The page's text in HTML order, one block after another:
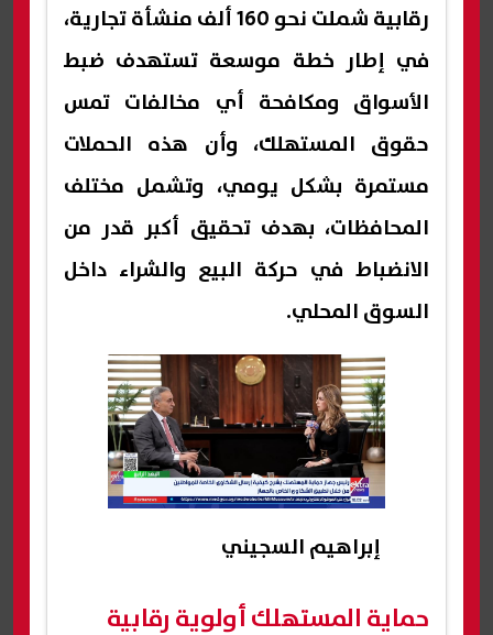
رقابية شملت نحو 160 ألف منشأة تجارية،
في إطار خطة موسعة تستهدف ضبط
الأسواق ومكافحة أي مخالفات تمس
حقوق المستهلك، وأن هذه الحملات
مستمرة بشكل يومي، وتشمل مختلف
المحافظات، بهدف تحقيق أكبر قدر من
الانضباط في حركة البيع والشراء داخل
السوق المحلي.
إبراهيم السجيني
حماية المستهلك أولوية رقابية